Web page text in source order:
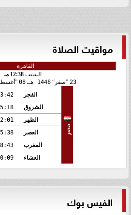
مواقيت الصلاة
السبت 12:38 مـ
23 صفر 1448 هـ 08
مصر
الفجر
الشروق
الظهر
العصر
المغرب
العشاء
الفيس بوك